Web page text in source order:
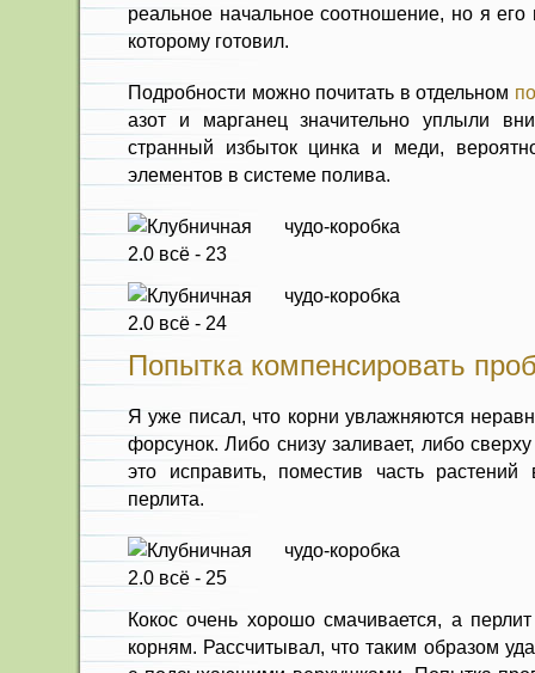
реальное начальное соотношение, но я его
которому готовил.
Подробности можно почитать в отдельном
азот и марганец значительно уплыли
странный избыток цинка и меди,
элементов в системе полива.
Попытка компенсировать
Я уже писал, что корни увлажняются
форсунок. Либо снизу заливает, либо
это исправить, поместив часть
перлита.
Кокос очень хорошо смачивается, а
корням. Рассчитывал, что таким образом